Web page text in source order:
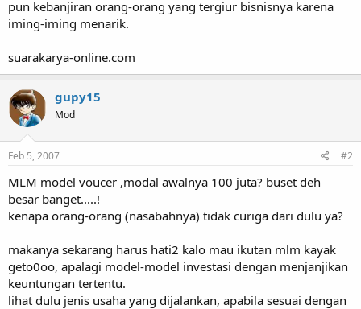
pun kebanjiran orang-orang yang tergiur bisnisnya karena
iming-iming menarik.
suarakarya-online.com
gupy15
Mod
Feb 5, 2007 #2
MLM model voucer ,modal awalnya 100 juta? buset deh
besar banget.....!
kenapa orang-orang (nasabahnya) tidak curiga dari dulu ya?
makanya sekarang harus hati2 kalo mau ikutan mlm kayak
geto0oo, apalagi model-model investasi dengan menjanjikan
keuntungan tertentu.
lihat dulu jenis usaha yang dijalankan, apabila sesuai dengan